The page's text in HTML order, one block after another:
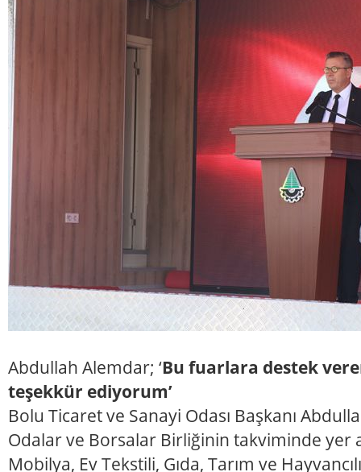
Abdullah Alemdar; ‘Bu fuarlara destek
teşekkür ediyorum’
Bolu Ticaret ve Sanayi Odası Başkanı
Odalar ve Borsalar Birliğinin takviminde yer
Mobilya, Ev Tekstili, Gıda, Tarım ve